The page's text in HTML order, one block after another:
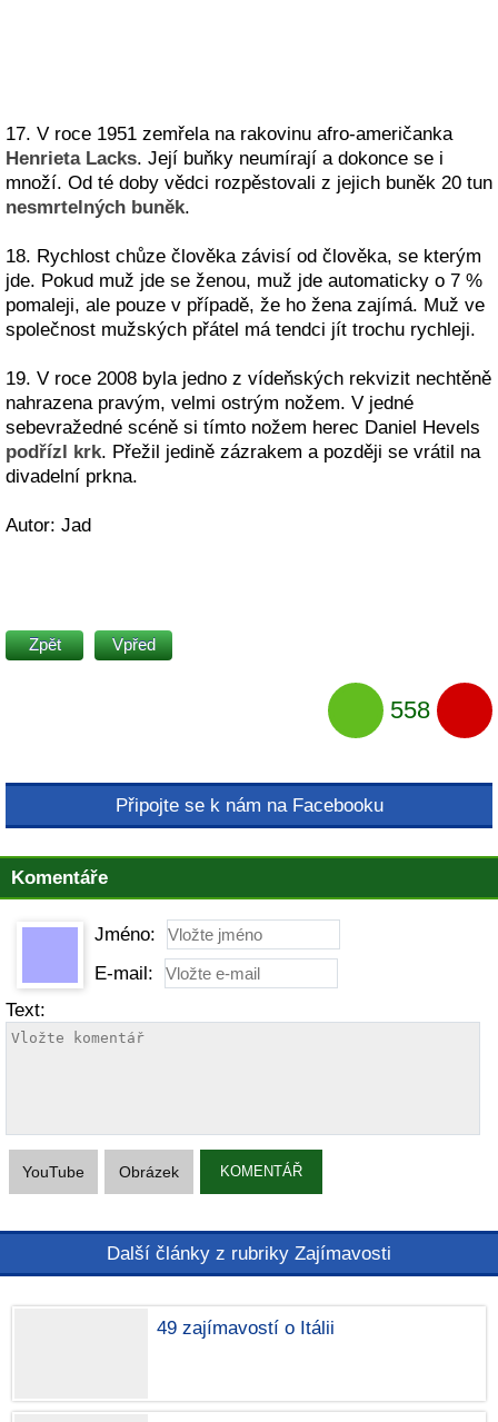
17. V roce 1951 zemřela na rakovinu afro-američanka
Henrieta Lacks. Její buňky neumírají a dokonce se i
množí. Od té doby vědci rozpěstovali z jejich buněk 20 tun
nesmrtelných buněk.
18. Rychlost chůze člověka závisí od člověka, se kterým
jde. Pokud muž jde se ženou, muž jde automaticky o 7 %
pomaleji, ale pouze v případě, že ho žena zajímá. Muž ve
společnost mužských přátel má tendci jít trochu rychleji.
19. V roce 2008 byla jedno z vídeňských rekvizit nechtěně
nahrazena pravým, velmi ostrým nožem. V jedné
sebevražedné scéně si tímto nožem herec Daniel Hevels
podřízl krk. Přežil jedině zázrakem a později se vrátil na
divadelní prkna.
Autor: Jad
Zpět Vpřed
558
Připojte se k nám na Facebooku
Komentáře
Jméno:
E-mail:
Text:
YouTube Obrázek KOMENTÁŘ
Další články z rubriky Zajímavosti
49 zajímavostí o Itálii